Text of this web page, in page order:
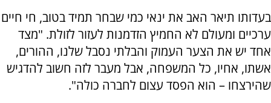
בעדותו תיאר האב את ינאי כמי שבחר תמיד בטוב, חי חיים
ערכיים ומעולם לא החמיץ הזדמנות לעזור לזולת. "מצד
אחד יש את הצער העמוק והבלתי נסבל שלנו, ההורים,
אשתו, אחיו, כל המשפחה, אבל מעבר לזה חשוב להדגיש
שהירצחו – הוא הפסד עצום לחברה כולה".